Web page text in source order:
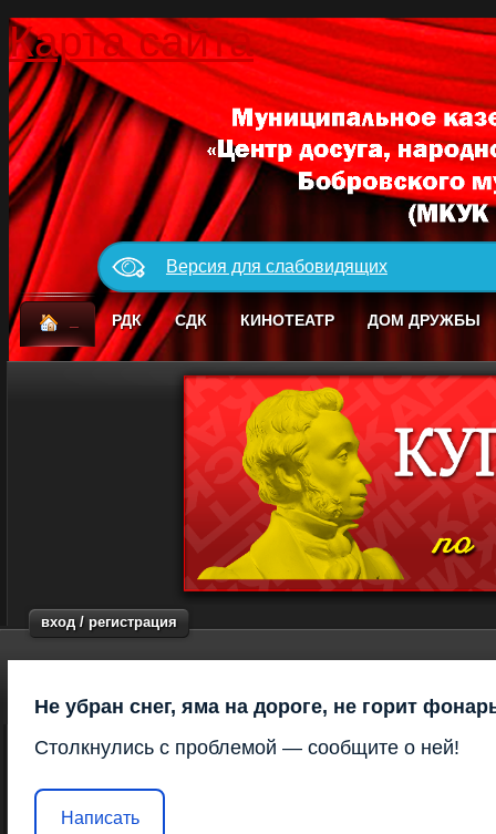
Карта сайта
Версия для слабовидящих
РДК СДК КИНОТЕАТР ДОМ ДРУЖБЫ
вход / регистрация
Не убран снег, яма на дороге, не горит
Столкнулись с проблемой — сообщите о ней!
Написать